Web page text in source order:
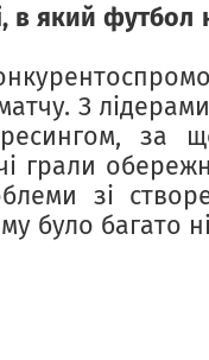
в який футбол
З
за
грали
зі
було багато